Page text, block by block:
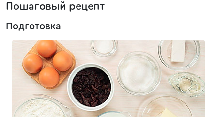
Пошаговый рецепт
Подготовка